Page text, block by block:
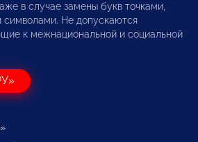
в случае замены букв точками,
Не допускаются
к межнациональной и социальной